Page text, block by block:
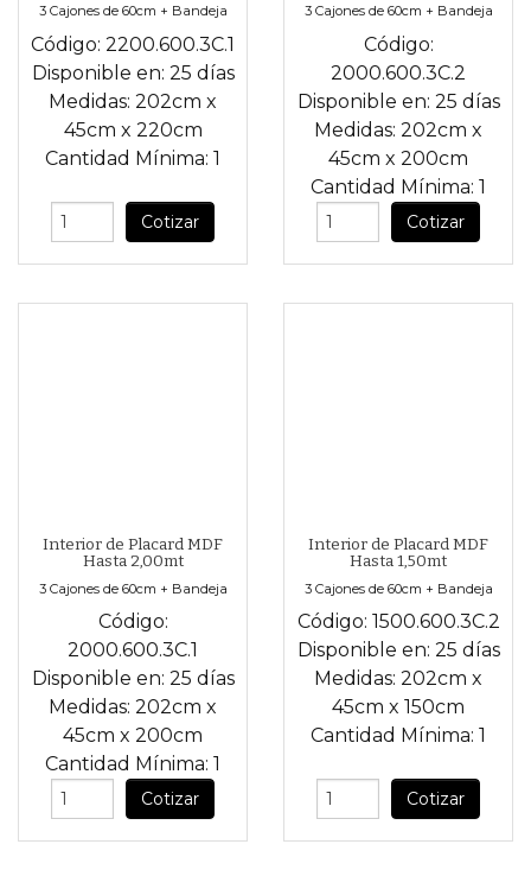
3 Cajones de 60cm + Bandeja
Código: 2200.600.3C.1
Disponible en: 25 días
Medidas: 202cm x
45cm x 220cm
Cantidad Mínima: 1
Cotizar
3 Cajones de 60cm + Bandeja
Código:
2000.600.3C.2
Disponible en: 25 días
Medidas: 202cm x
45cm x 200cm
Cantidad Mínima: 1
Cotizar
Interior de Placard MDF
Hasta 2,00mt
3 Cajones de 60cm + Bandeja
Código:
2000.600.3C.1
Disponible en: 25 días
Medidas: 202cm x
45cm x 200cm
Cantidad Mínima: 1
Cotizar
Interior de Placard MDF
Hasta 1,50mt
3 Cajones de 60cm + Bandeja
Código: 1500.600.3C.2
Disponible en: 25 días
Medidas: 202cm x
45cm x 150cm
Cantidad Mínima: 1
Cotizar